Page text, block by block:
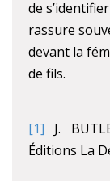
de
rassure
devant la
de fils.
[1] J.
Éditions La